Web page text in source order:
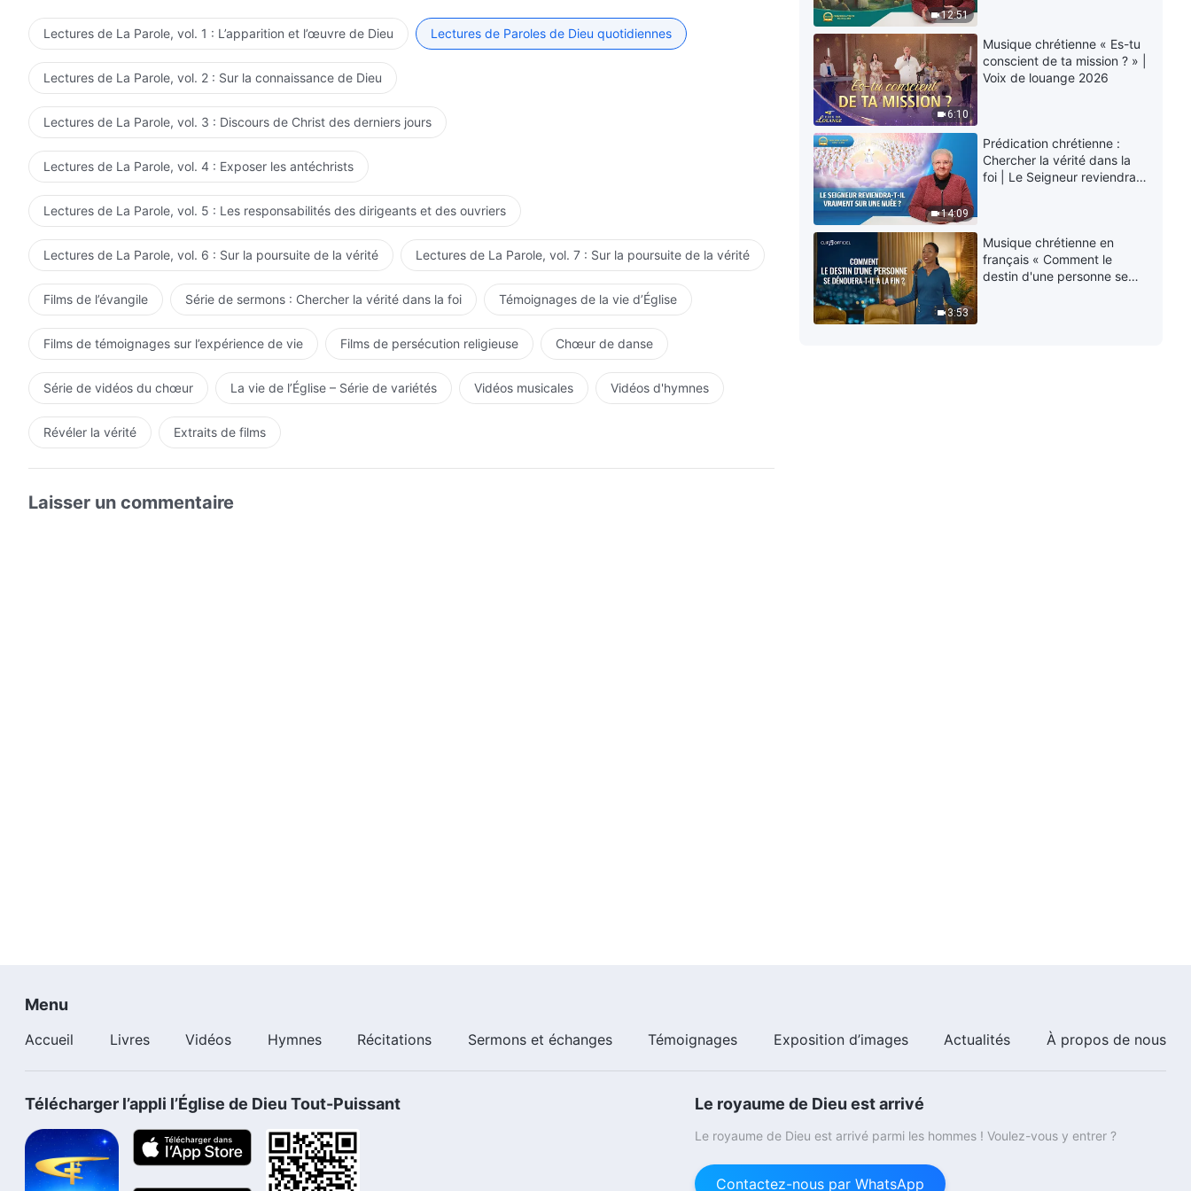
6:20
Connaître Dieu | Extrait 14
8:05
Paroles de Dieu quotidiennes :
Connaître Dieu | Extrait 15
12:35
Paroles de Dieu quotidiennes :
Connaître Dieu | Extrait 16
Paroles de Dieu quotidiennes :
Connaître Dieu | Extrait 17
Paroles de Dieu quotidiennes :
Connaître Dieu | Extrait 25
18:57
Paroles de Dieu quotidiennes :
Connaître Dieu | Extrait 26
comprendre comment il doit se soucier de Dieu, comment remplir le devoir d'un être créé et comment
posséder la ressemblance d'un homme réel ; c'est seulement ainsi qu'il parvient à comprendre ce que l'on
entend par foi authentique et adoration authentique ; c'est seulement ainsi qu'il comprend qui est le Souverain
des cieux et de la terre et de toutes choses ; c'est seulement ainsi qu'il parvient à comprendre les moyens par
lesquels Celui qui est le Maître de toute la création domine, dirige et soutient la création ; et c'est seulement
ainsi qu'il parvient à comprendre et à saisir les moyens par lesquels Celui qui est le Maître de toute la création
existe, devient manifeste, et travaille… Séparé de l'expérience réelle des paroles de Dieu, l'homme n'a aucune
connaissance des paroles de Dieu et de la vérité ni n'en a aucune idée. Un tel homme est un véritable cadavre
vivant, une carcasse parfaite, et toute connaissance relative au Créateur n'a absolument rien à voir avec lui.
Aux yeux de Dieu, un tel homme n'a jamais cru en Lui et ne L'a jamais suivi non plus, et ainsi Dieu ne le
reconnaît ni comme Son croyant ni comme Son disciple, encore moins comme un véritable être créé.
Lectures de La Parole, vol. 1 : L’apparition et l’œuvre de Dieu Lectures de Paroles de Dieu quotidiennes
Lectures de La Parole, vol. 2 : Sur la connaissance de Dieu
Lectures de La Parole, vol. 3 : Discours de Christ des derniers jours
Lectures de La Parole, vol. 4 : Exposer les antéchrists
Lectures de La Parole, vol. 5 : Les responsabilités des dirigeants et des ouvriers
Lectures de La Parole, vol. 6 : Sur la poursuite de la vérité Lectures de La Parole, vol. 7 : Sur la poursuite de la vérité
Films de l’évangile Série de sermons : Chercher la vérité dans la foi Témoignages de la vie d’Église
Films de témoignages sur l’expérience de vie Films de persécution religieuse Chœur de danse
Série de vidéos du chœur La vie de l’Église – Série de variétés Vidéos musicales Vidéos d'hymnes
Révéler la vérité Extraits de films
Laisser un commentaire
12:51
6:10
Musique chrétienne « Es-tu
conscient de ta mission ? » |
Voix de louange 2026
14:09
Prédication chrétienne :
Chercher la vérité dans la
foi | Le Seigneur reviendra-
3:53
Musique chrétienne en
français « Comment le
destin d'une personne se
Menu
Accueil Livres Vidéos Hymnes Récitations Sermons et échanges Témoignages Exposition d’images Actualités À propos de nous
Télécharger l’appli l’Église de Dieu Tout-Puissant Le royaume de Dieu est arrivé
Le royaume de Dieu est arrivé parmi les hommes ! Voulez-vous y entrer ?
Contactez-nous par WhatsApp